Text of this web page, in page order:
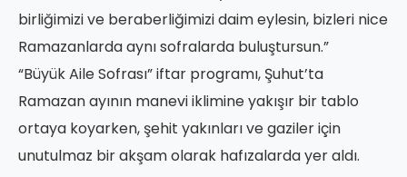
birliğimizi ve beraberliğimizi daim eylesin, bizleri nice
Ramazanlarda aynı sofralarda buluştursun.”
“Büyük Aile Sofrası” iftar programı, Şuhut’ta
Ramazan ayının manevi iklimine yakışır bir tablo
ortaya koyarken, şehit yakınları ve gaziler için
unutulmaz bir akşam olarak hafızalarda yer aldı.